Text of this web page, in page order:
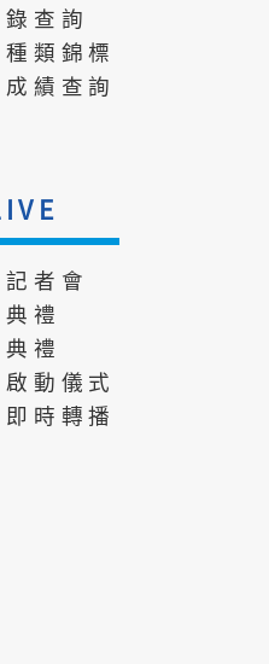
錄查詢
種類錦標
成績查詢
記者會
禮
禮
啟動儀式
即時轉播